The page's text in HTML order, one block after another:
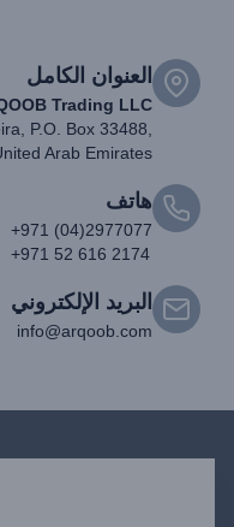
العنوان الكامل
Trading LLC
P.O. Box 33488,
Arab Emirates
هاتف
+971 (04)2977077
+971 52 616 2174
البريد الإلكتروني
info@arqoob.com